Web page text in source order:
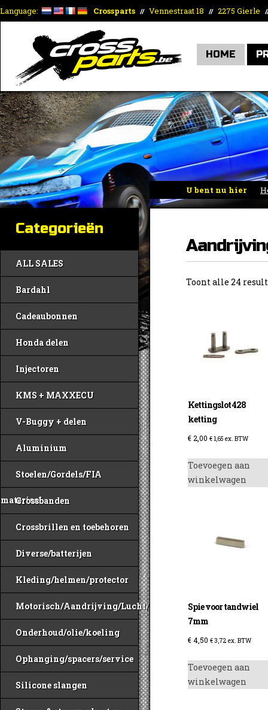
Language: Crossparts // Vennestraat 18 // 2275 Gierle
HOME
U bent nu hier
Categorieën
ALL SALES
Bardahl
Cadeaubonnen
Honda delen
Injectoren
KMS + MAXXECU
V-Buggy + delen
Aluminium
Stoelen/Gordels/FIA
materiaal
Crossbanden
Crossbrillen en toebehoren
Diverse/batterijen
Kleding/helmen/protector
Motorisch/Aandrijving/Lucht/Benzine
Onderhoud/olie/koeling
Ophanging/spacers/service
Silicone slangen
Toont alle 24
Kettingslot 428
ketting
€2,00 € 1,65 ex. BTW
Toevoegen aan
winkelwagen
Spie voor tandwiel
7mm
€4,50 €3,72 ex. BTW
Toevoegen aan
winkelwagen